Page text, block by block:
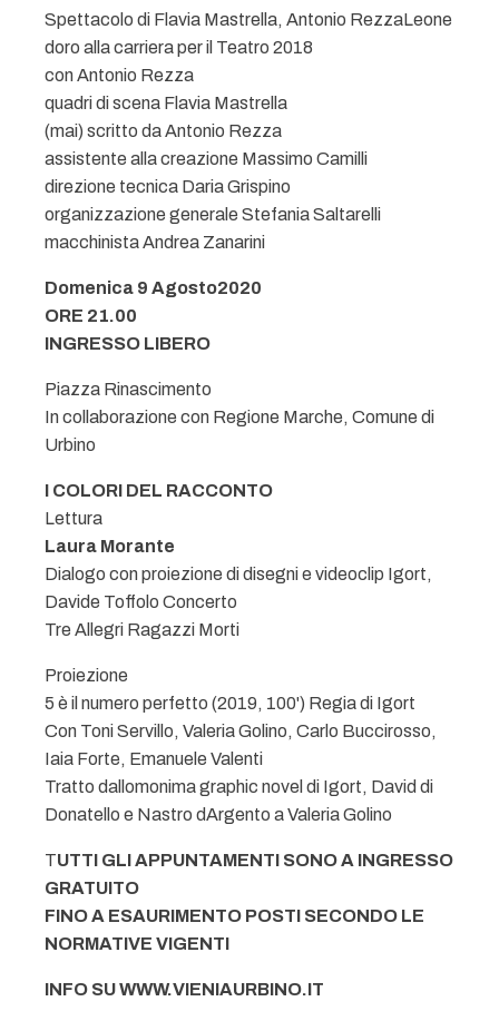
Spettacolo di Flavia Mastrella, Antonio RezzaLeone
doro alla carriera per il Teatro 2018
con Antonio Rezza
quadri di scena Flavia Mastrella
(mai) scritto da Antonio Rezza
assistente alla creazione Massimo Camilli
direzione tecnica Daria Grispino
organizzazione generale Stefania Saltarelli
macchinista Andrea Zanarini
Domenica 9 Agosto2020
ORE 21.00
INGRESSO LIBERO
Piazza Rinascimento
In collaborazione con Regione Marche, Comune di
Urbino
I COLORI DEL RACCONTO
Lettura
Laura Morante
Dialogo con proiezione di disegni e videoclip Igort,
Davide Toffolo Concerto
Tre Allegri Ragazzi Morti
Proiezione
5 è il numero perfetto (2019, 100') Regia di Igort
Con Toni Servillo, Valeria Golino, Carlo Buccirosso,
Iaia Forte, Emanuele Valenti
Tratto dallomonima graphic novel di Igort, David di
Donatello e Nastro dArgento a Valeria Golino
TUTTI GLI APPUNTAMENTI SONO A INGRESSO
GRATUITO
FINO A ESAURIMENTO POSTI SECONDO LE
NORMATIVE VIGENTI
INFO SU WWW.VIENIAURBINO.IT